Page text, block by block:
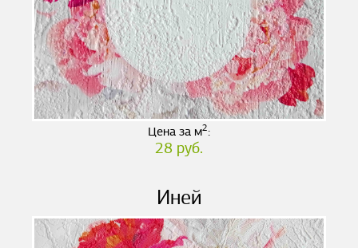
Цена за м2:
28 руб.
Иней